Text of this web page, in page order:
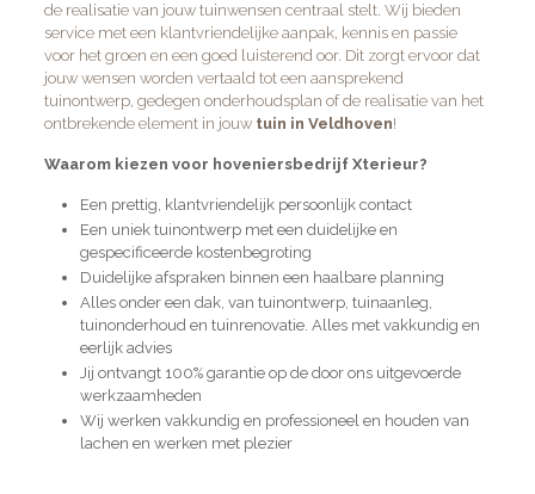
de realisatie van jouw tuinwensen centraal stelt. Wij bieden
service met een klantvriendelijke aanpak, kennis en passie
voor het groen en een goed luisterend oor. Dit zorgt ervoor dat
jouw wensen worden vertaald tot een aansprekend
tuinontwerp, gedegen onderhoudsplan of de realisatie van het
ontbrekende element in jouwtuin in Veldhoven!
Waarom kiezen voor hoveniersbedrijf Xterieur?
Een prettig, klantvriendelijk persoonlijk contact
Een uniek tuinontwerp met een duidelijke en
gespecificeerde kostenbegroting
Duidelijke afspraken binnen een haalbare planning
Alles onder een dak, van tuinontwerp, tuinaanleg,
tuinonderhoud en tuinrenovatie. Alles met vakkundig en
eerlijk advies
Jij ontvangt 100% garantie op de door ons uitgevoerde
werkzaamheden
Wij werken vakkundig en professioneel en houden van
lachen en werken met plezier